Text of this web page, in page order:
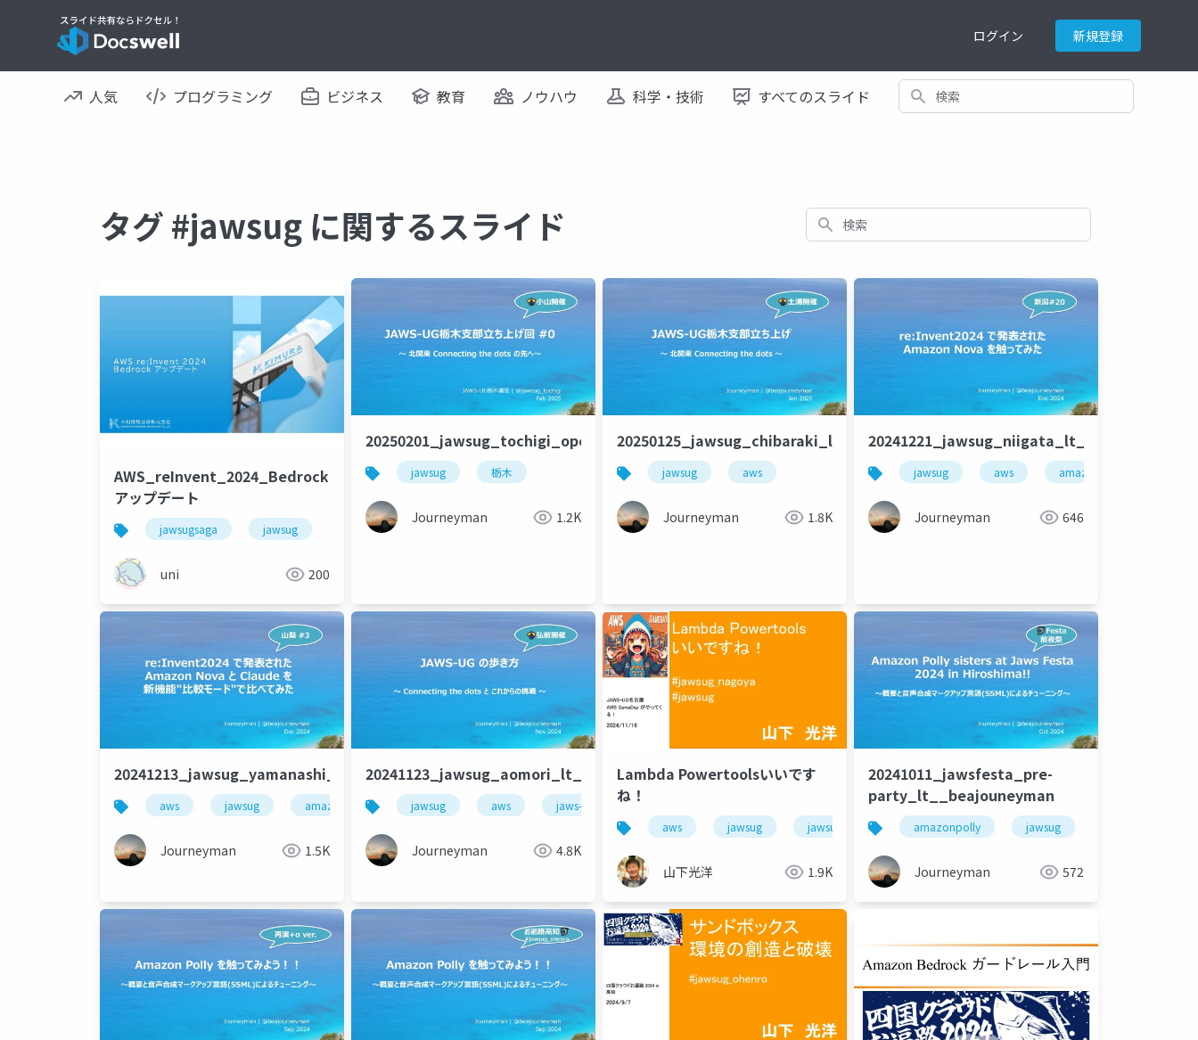
ログイン 新規登録
人気 プログラミング ビジネス 教育 ノウハウ 科学・技術 すべてのスライド 検索
タグ #jawsug に関するスライド 検索
AWS_reInvent_2024_Bedrock_
アップデート
jawsugsaga jawsug
uni 200
20250201_jawsug_tochigi_openning_beajouneyman
jawsug 栃木
Journeyman 1.2K
20250125_jawsug_chibaraki_lt_beajouneyman
jawsug aws
Journeyman 1.8K
20241221_jawsug_niigata_lt_beajouneyman
jawsug aws amazon bedrock
Journeyman 646
20241213_jawsug_yamanashi_lt_beajouneyman
aws jawsug amazon bedrock bedrock amazonnova
Journeyman 1.5K
20241123_jawsug_aomori_lt_beajouneyman
jawsug aws jaws-ug
Journeyman 4.8K
Lambda Powertoolsいいです
ね！
aws jawsug jawsug_nagoya
山下光洋 1.9K
20241011_jawsfesta_pre-
party_lt__beajouneyman
amazonpolly jawsug
Journeyman 572